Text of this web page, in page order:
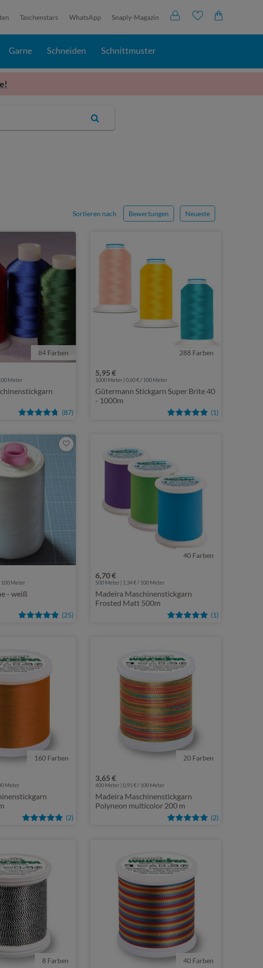
Taschenstars WhatsApp Snaply-Magazin
Garne Schneiden Schnittmuster
Sortieren nach Bewertungen Neueste
84 Farben
(87)
Meter
288 Farben
5,95 €
(1)
1000 Meter | 0,60 € / 100 Meter
Gütermann Stickgarn Super Brite 40
- 1000m
(25)
100 Meter
- weiß
40 Farben
6,70 €
(1)
500 Meter | 1,34 € / 100 Meter
Madeira Maschinenstickgarn
Frosted Matt 500m
160 Farben
(2)
Meter
20 Farben
3,65 €
(2)
400 Meter | 0,91 € / 100 Meter
Madeira Maschinenstickgarn
Polyneon multicolor 200 m
8 Farben 40 Farben